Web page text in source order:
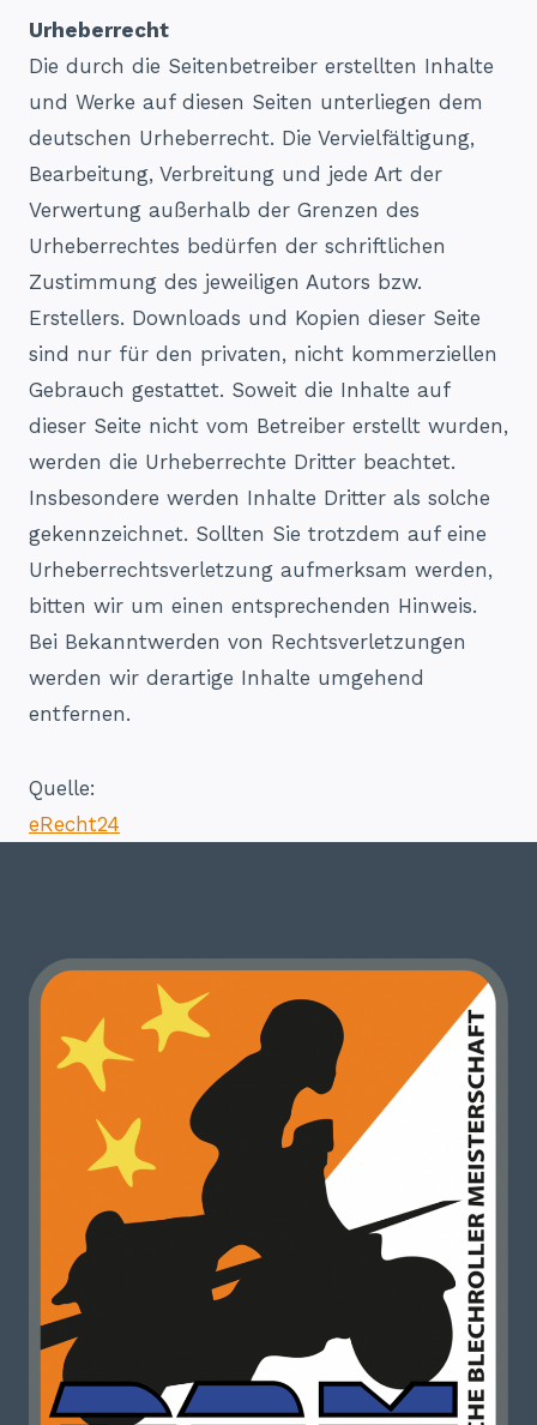
Urheberrecht
Die durch die Seitenbetreiber erstellten Inhalte
und Werke auf diesen Seiten unterliegen dem
deutschen Urheberrecht. Die Vervielfältigung,
Bearbeitung, Verbreitung und jede Art der
Verwertung außerhalb der Grenzen des
Urheberrechtes bedürfen der schriftlichen
Zustimmung des jeweiligen Autors bzw.
Erstellers. Downloads und Kopien dieser Seite
sind nur für den privaten, nicht kommerziellen
Gebrauch gestattet. Soweit die Inhalte auf
dieser Seite nicht vom Betreiber erstellt wurden,
werden die Urheberrechte Dritter beachtet.
Insbesondere werden Inhalte Dritter als solche
gekennzeichnet. Sollten Sie trotzdem auf eine
Urheberrechtsverletzung aufmerksam werden,
bitten wir um einen entsprechenden Hinweis.
Bei Bekanntwerden von Rechtsverletzungen
werden wir derartige Inhalte umgehend
entfernen.
Quelle:
eRecht24